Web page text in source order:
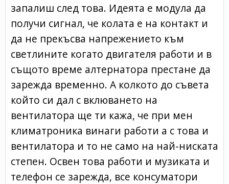
запалиш след това. Идеята е модула да
получи сигнал, че колата е на контакт и
да не прекъсва напрежението към
светлините когато двигателя работи и в
същото време алтернатора престане да
зарежда временно. А колкото до съвета
който си дал с вклюването на
вентилатора ще ти кажа, че при мен
климатроника винаги работи а с това и
вентилатора и то не само на най-ниската
степен. Освен това работи и музиката и
телефон се зарежда, все консуматори